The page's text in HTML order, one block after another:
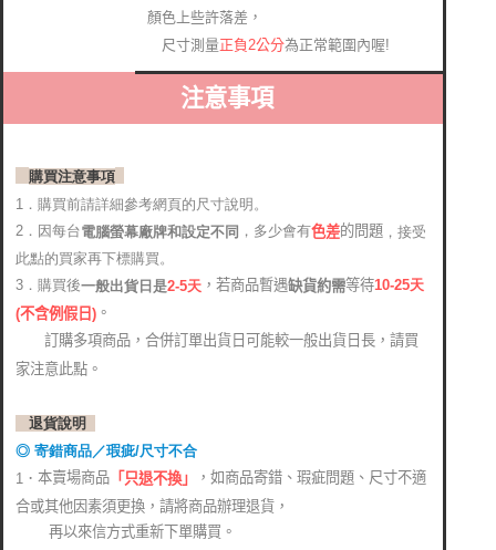
顏色上些許落差 ，
尺寸測量正負2公分為正常範圍內喔!
注意事項
購買注意事項
1．購買前請詳細參考網頁的尺寸說明。
2．因每台電腦螢幕廠牌和設定不同 ，多少會有色差的問題 ，接受
此點的買家再下標購買。
3．購買後一般出貨日是2-5天 ，若商品暫遇缺貨約需等待10-25天
(不含例假日) 。
訂購多項商品，合併訂單出貨日可能較一般出貨日長，請買
家注意此點。
退貨說明
◎ 寄錯商品／瑕疵/尺寸不合
1． 本賣場商品 「只退不換」
，如商品寄錯、瑕疵問題、尺寸不適
合或其他因素須更換，請將商品辦理退貨，
再以來信方式重新下單購買。